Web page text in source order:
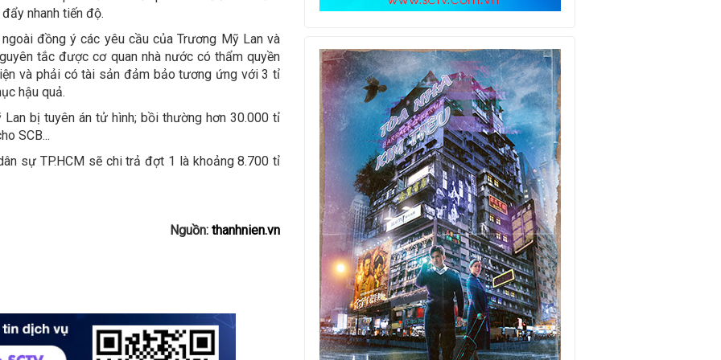
nhanh tiến độ.
đồng ý các yêu cầu của Trương Mỹ Lan và
tắc được cơ quan nhà nước có thẩm quyền
và phải có tài sản đảm bảo tương ứng với 3 tỉ
hậu quả.
bị tuyên án tử hình; bồi thường hơn 30.000 tỉ
SCB...
sự TP.HCM sẽ chi trả đợt 1 là khoảng 8.700 tỉ
Nguồn:thanhnien.vn